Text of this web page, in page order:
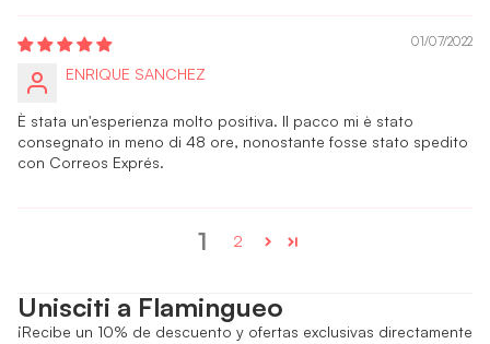
01/07/2022
ENRIQUE SANCHEZ
È stata un'esperienza molto positiva. Il pacco mi è stato
consegnato in meno di 48 ore, nonostante fosse stato spedito
con Correos Exprés.
1 2
Unisciti a Flamingueo
¡Recibe un 10% de descuento y ofertas exclusivas directamente